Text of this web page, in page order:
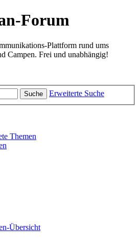
Forum
Plattform rund ums
Campen. Frei und unabhängig!
Suche Erweiterte Suche
Themen
Übersicht